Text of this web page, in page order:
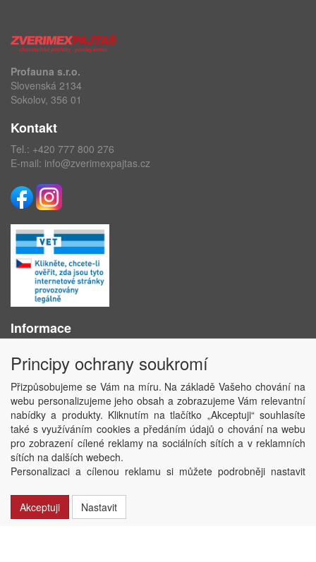
Profauna s.r.o.
Slovenská 2134
Sokolov, 356 01
Kontakt
Tel.: +420 777 800 276
E-mail: info@zverimexpajtas.cz
Informace
Obchodní podmínky
Ochrana osobních údajů
Kontakt
Losování účtenek
Aktuality
Nastavení soukromí
Copyright © ABRA Software a.s. 2020
Principy ochrany soukromí
Přizpůsobujeme se Vám na míru. Na základě Vašeho chování na
webu personalizujeme jeho obsah a zobrazujeme Vám relevantní
nabídky a produkty. Kliknutím na tlačítko „Akceptuji“ souhlasíte
také s využíváním cookies a předáním údajů o chování na webu
pro zobrazení cílené reklamy na sociálních sítích a v reklamních
sítích na dalších webech.
Personalizaci a cílenou reklamu si můžete podrobněji nastavit
Akceptuji
Nastavit